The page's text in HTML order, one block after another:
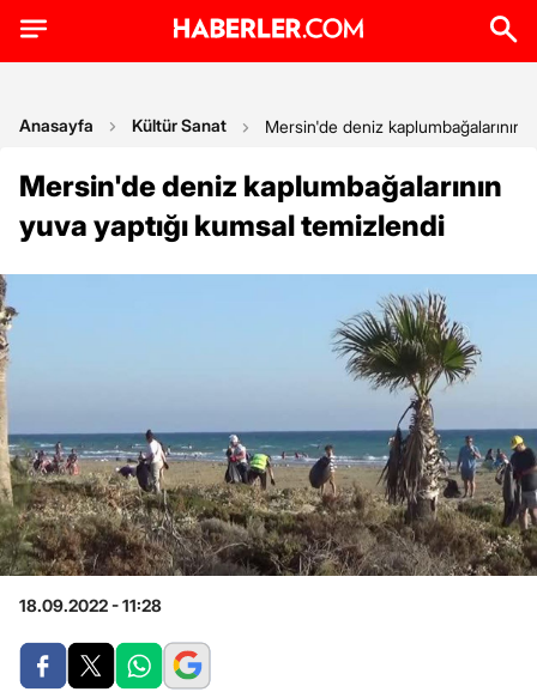
Anasayfa Kültür Sanat Mersin'de deniz kaplumbağalarının
Mersin'de deniz kaplumbağalarının
yuva yaptığı kumsal temizlendi
18.09.2022 - 11:28